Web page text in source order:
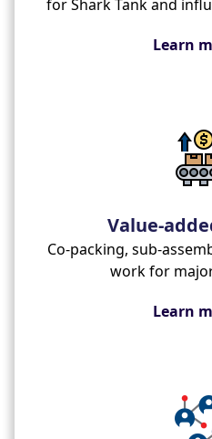
for Shark Tank and
Learn
Value-
Co-packing, sub-
work for
Learn